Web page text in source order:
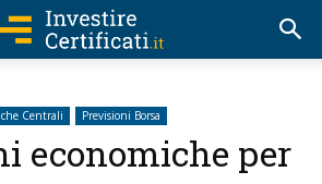
Centrali Previsioni Borsa
economiche per